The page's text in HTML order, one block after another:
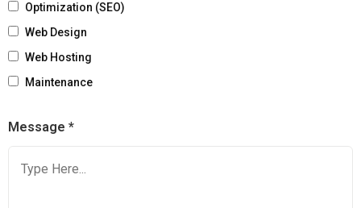
Optimization (SEO)
Web Design
Web Hosting
Maintenance
Message *